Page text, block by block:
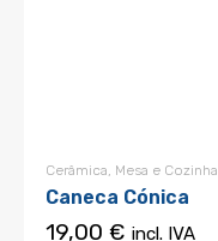
Cerâmica Mesa e Cozinha
Caneca Cónica
19,00 € incl. IVA